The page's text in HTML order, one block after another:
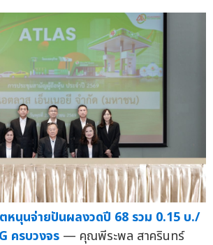
หนุนจ่ายปันผลงวดปี 68 รวม 0.15 บ./
ครบวงจร — คุณพีระพล สาครินทร์